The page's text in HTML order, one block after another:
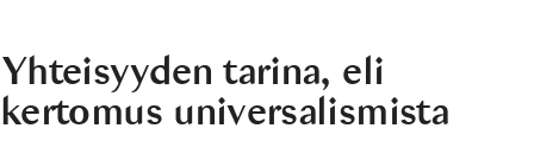
Yhteisyyden tarina, eli
kertomus universalismista